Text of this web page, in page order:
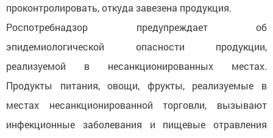
проконтролировать, откуда завезена продукция.
Роспотребнадзор предупреждает об
эпидемиологической опасности продукции,
реализуемой в несанкционированных местах.
Продукты питания, овощи, фрукты, реализуемые в
местах несанкционированной торговли, вызывают
инфекционные заболевания и пищевые отравления